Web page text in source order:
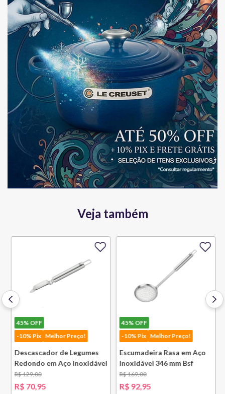
Veja também
45%OFF
-10% Pix
Melhor Preço!
Descascador de Legumes
Redondo em Aço Inoxidável
131 mm Bsf
R$129,00
R$ 70,95
45%OFF
-10% Pix
Melhor Preço!
Escumadeira Rasa em Aço
Inoxidável 346 mm Bsf
R$169,00
R$ 92,95